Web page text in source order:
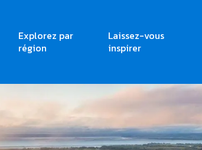
Explorez par
région
Laissez-vous
inspirer